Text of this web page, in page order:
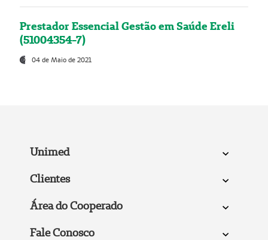
Prestador Essencial Gestão em Saúde Ereli
(51004354-7)
04 de Maio de 2021
Unimed
Clientes
Área do Cooperado
Fale Conosco